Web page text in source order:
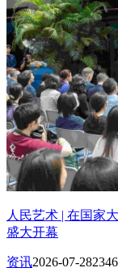
人民艺术 | 在国家
盛大开幕
资讯2026-07-28